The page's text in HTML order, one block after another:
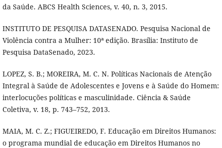
da Saúde. ABCS Health Sciences, v. 40, n. 3, 2015.
INSTITUTO DE PESQUISA DATASENADO. Pesquisa Nacional de
Violência contra a Mulher: 10ª edição. Brasília: Instituto de
Pesquisa DataSenado, 2023.
LOPEZ, S. B.; MOREIRA, M. C. N. Políticas Nacionais de Atenção
Integral à Saúde de Adolescentes e Jovens e à Saúde do Homem:
interlocuções políticas e masculinidade. Ciência & Saúde
Coletiva, v. 18, p. 743–752, 2013.
MAIA, M. C. Z.; FIGUEIREDO, F. Educação em Direitos Humanos:
o programa mundial de educação em Direitos Humanos no